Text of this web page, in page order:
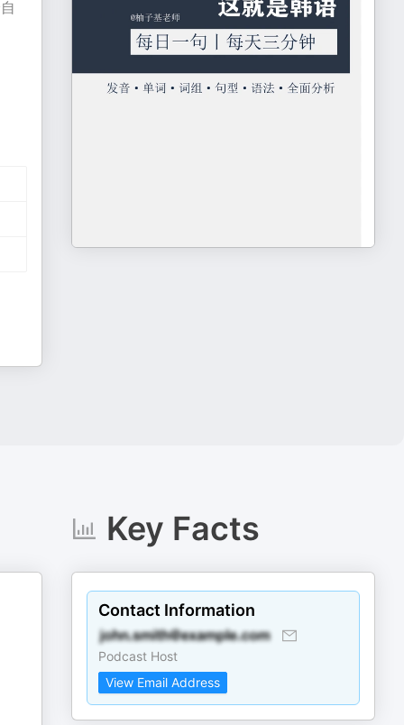
Key Facts
Contact Information
Podcast Host
View Email Address